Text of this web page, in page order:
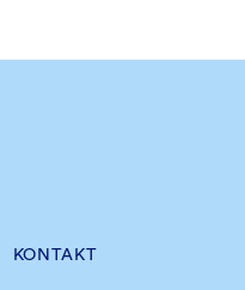
KONTAKT